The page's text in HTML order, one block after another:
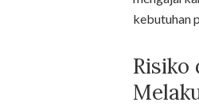
kebutuhan
Risiko